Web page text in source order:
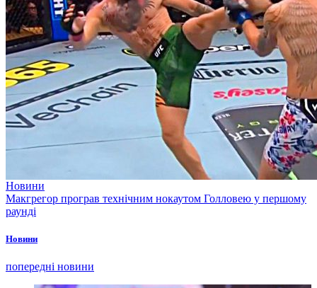
Новини
Макгрегор програв технічним нокаутом Голловею у першому
раунді
Новини
попередні новини